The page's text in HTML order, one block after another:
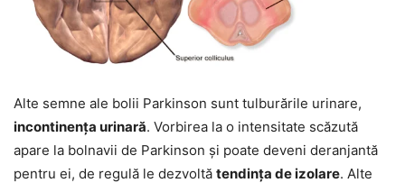
Alte semne ale bolii Parkinson sunt tulburările urinare,
incontinența urinară. Vorbirea la o intensitate scăzută
apare la bolnavii de Parkinson și poate deveni deranjantă
pentru ei, de regulă le dezvoltă tendința de izolare. Alte